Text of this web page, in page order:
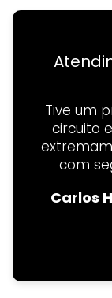
Tive um
circuito
com
Carlos